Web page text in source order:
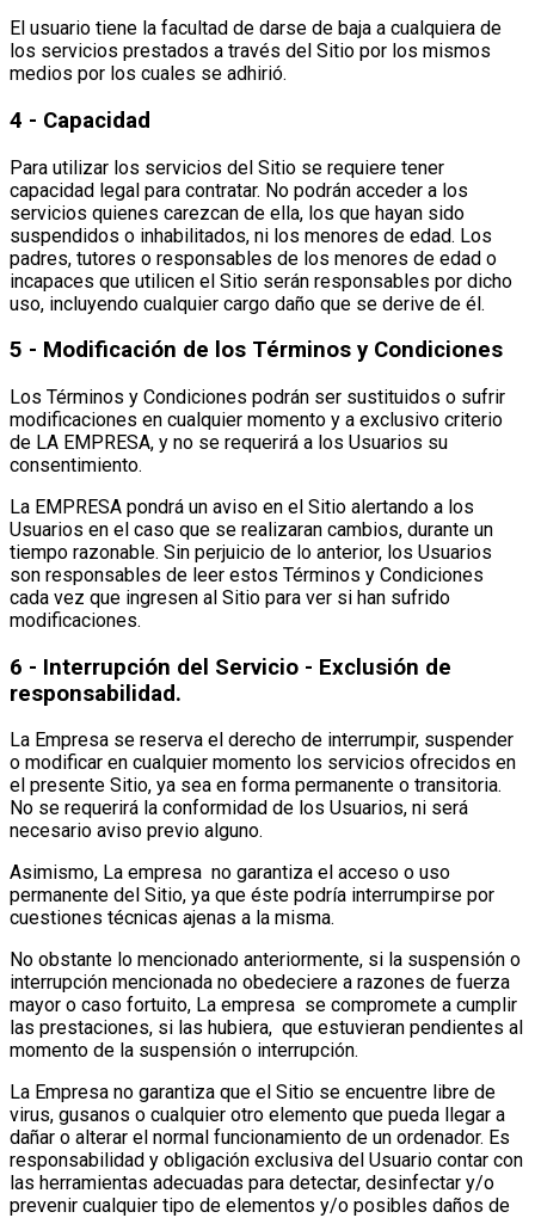
El usuario tiene la facultad de darse de baja a cualquiera de
los servicios prestados a través del Sitio por los mismos
medios por los cuales se adhirió.
4 - Capacidad
Para utilizar los servicios del Sitio se requiere tener
capacidad legal para contratar. No podrán acceder a los
servicios quienes carezcan de ella, los que hayan sido
suspendidos o inhabilitados, ni los menores de edad. Los
padres, tutores o responsables de los menores de edad o
incapaces que utilicen el Sitio serán responsables por dicho
uso, incluyendo cualquier cargo daño que se derive de él.
5 - Modificación de los Términos y Condiciones
Los Términos y Condiciones podrán ser sustituidos o sufrir
modificaciones en cualquier momento y a exclusivo criterio
de LA EMPRESA, y no se requerirá a los Usuarios su
consentimiento.
La EMPRESA pondrá un aviso en el Sitio alertando a los
Usuarios en el caso que se realizaran cambios, durante un
tiempo razonable. Sin perjuicio de lo anterior, los Usuarios
son responsables de leer estos Términos y Condiciones
cada vez que ingresen al Sitio para ver si han sufrido
modificaciones.
6 - Interrupción del Servicio - Exclusión de
responsabilidad.
La Empresa se reserva el derecho de interrumpir, suspender
o modificar en cualquier momento los servicios ofrecidos en
el presente Sitio, ya sea en forma permanente o transitoria.
No se requerirá la conformidad de los Usuarios, ni será
necesario aviso previo alguno.
Asimismo, La empresa no garantiza el acceso o uso
permanente del Sitio, ya que éste podría interrumpirse por
cuestiones técnicas ajenas a la misma.
No obstante lo mencionado anteriormente, si la suspensión o
interrupción mencionada no obedeciere a razones de fuerza
mayor o caso fortuito, La empresa se compromete a cumplir
las prestaciones, si las hubiera, que estuvieran pendientes al
momento de la suspensión o interrupción.
La Empresa no garantiza que el Sitio se encuentre libre de
virus, gusanos o cualquier otro elemento que pueda llegar a
dañar o alterar el normal funcionamiento de un ordenador. Es
responsabilidad y obligación exclusiva del Usuario contar con
las herramientas adecuadas para detectar, desinfectar y/o
prevenir cualquier tipo de elementos y/o posibles daños de